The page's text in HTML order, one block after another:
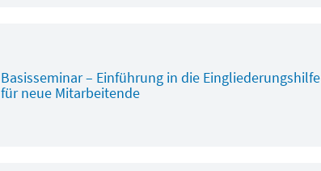
Basisseminar – Einführung in die Eingliederungshilfe
für neue Mitarbeitende